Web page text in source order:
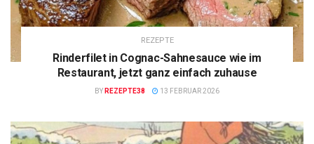
REZEPTE
Rinderfilet in Cognac-Sahnesauce wie im
Restaurant, jetzt ganz einfach zuhause
BY REZEPTE38 13 FEBRUAR 2026